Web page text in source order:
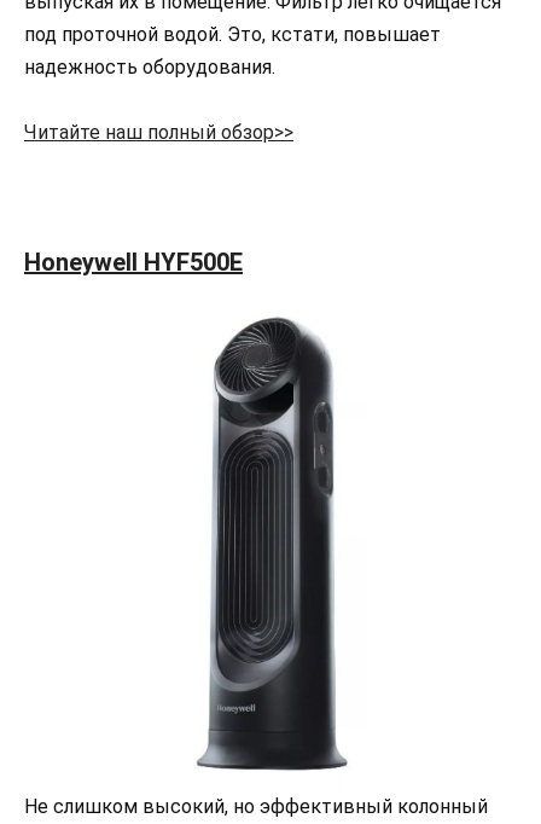
под проточной водой. Это, кстати, повышает
надежность оборудования.
Читайте наш полный обзор>>
Honeywell HYF500E
Не слишком высокий, но эффективный колонный